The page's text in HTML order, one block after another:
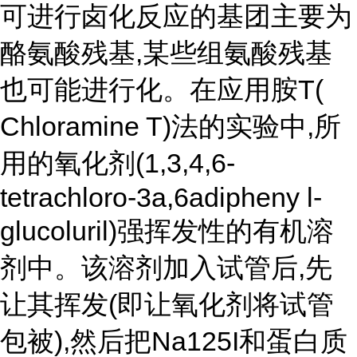
可进行卤化反应的基团主要为
酪氨酸残基,某些组氨酸残基
也可能进行化。在应用胺T(
Chloramine T)法的实验中,所
用的氧化剂(1,3,4,6-
tetrachloro-3a,6adipheny l-
glucoluril)强挥发性的有机溶
剂中。该溶剂加入试管后,先
让其挥发(即让氧化剂将试管
包被),然后把Na125I和蛋白质